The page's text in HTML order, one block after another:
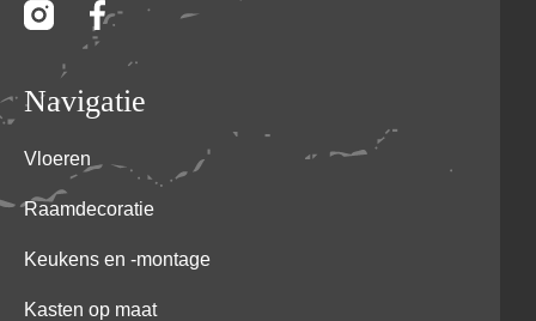
Navigatie
Vloeren
Raamdecoratie
Keukens en -montage
Kasten op maat